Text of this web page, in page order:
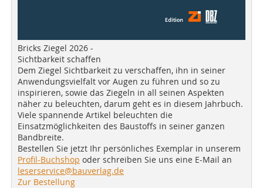
Bricks Ziegel 2026 -
Sichtbarkeit schaffen
Dem Ziegel Sichtbarkeit zu verschaffen, ihn in seiner
Anwendungsvielfalt vor Augen zu führen und so zu
inspirieren, sowie das Ziegeln in all seinen Aspekten
näher zu beleuchten, darum geht es in diesem Jahrbuch.
Viele spannende Artikel beleuchten die
Einsatzmöglichkeiten des Baustoffs in seiner ganzen
Bandbreite.
Bestellen Sie jetzt Ihr persönliches Exemplar in unserem
Profil-Buchshop oder schreiben Sie uns eine E-Mail an
leserservice@bauverlag.de
Zur Bestellung